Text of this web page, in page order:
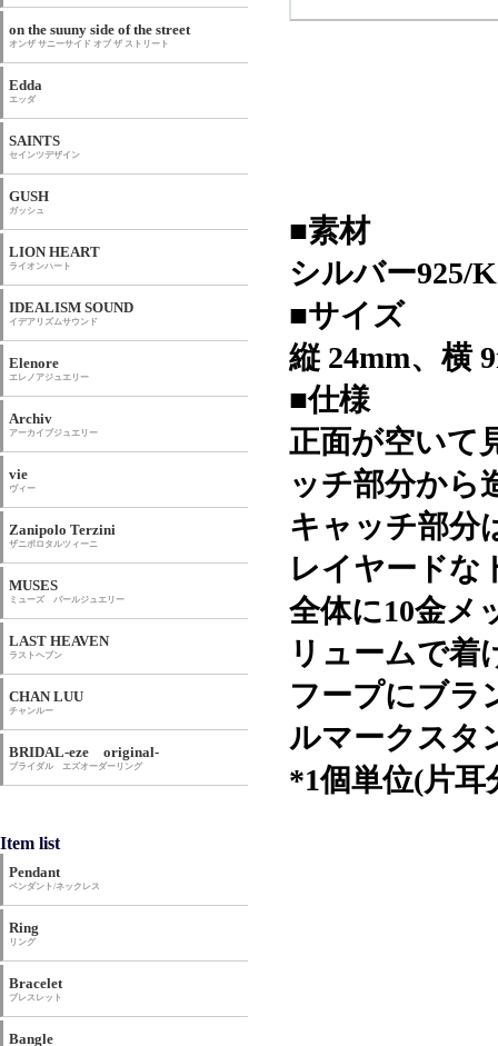
■素材
シルバー925/
■サイズ
縦 24mm、横
■仕様
正面が空いて
ッチ部分から
キャッチ部分
レイヤードな
全体に10金メ
リュームで着
フープにブラ
ルマークスタ
*1個単位(片
on the suuny side of the street
オンザ サニーサイド オブ ザ ストリート
Edda
エッダ
SAINTS
セインツデザイン
GUSH
ガッシュ
LION HEART
ライオンハート
IDEALISM SOUND
イデアリズムサウンド
Elenore
エレノアジュエリー
Archiv
アーカイブジュエリー
vie
ヴィー
Zanipolo Terzini
ザニポロタルツィーニ
MUSES
ミューズ パールジュエリー
LAST HEAVEN
ラストヘブン
CHAN LUU
チャンルー
BRIDAL-eze original-
ブライダル エズオーダーリング
Item list
Pendant
ペンダント/ネックレス
Ring
リング
Bracelet
ブレスレット
Bangle